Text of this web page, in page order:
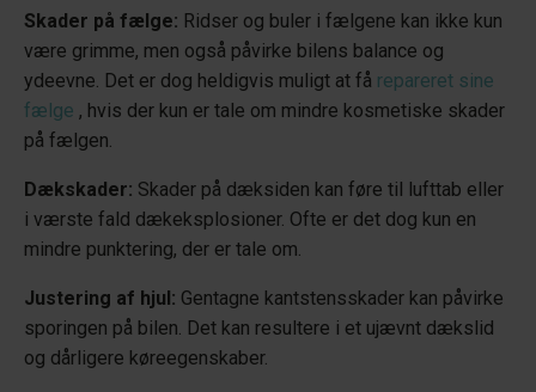
Skader på fælge: Ridser og buler i fælgene kan ikke kun
være grimme, men også påvirke bilens balance og
ydeevne. Det er dog heldigvis muligt at få repareret sine
fælge , hvis der kun er tale om mindre kosmetiske skader
på fælgen.
Dækskader: Skader på dæksiden kan føre til lufttab eller
i værste fald dækeksplosioner. Ofte er det dog kun en
mindre punktering, der er tale om.
Justering af hjul: Gentagne kantstensskader kan påvirke
sporingen på bilen. Det kan resultere i et ujævnt dækslid
og dårligere køreegenskaber.